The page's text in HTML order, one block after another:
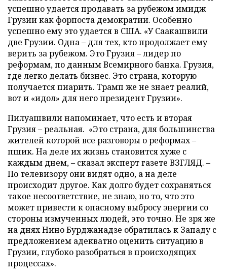
успешно удается продавать за рубежом имидж
Грузии как форпоста демократии. Особенно
успешно ему это удается в США. «У Саакашвили
две Грузии. Одна – для тех, кто продолжает ему
верить за рубежом. Это Грузия – лидер по
реформам, по данным Всемирного банка. Грузия,
где легко делать бизнес. Это страна, которую
получается пиарить. Трамп же не знает реалий,
вот и «идол» для него президент Грузии».
Пилуашвили напоминает, что есть и вторая
Грузия – реальная. «Это страна, для большинства
жителей которой все разговоры о реформах –
пшик. На деле их жизнь становится хуже с
каждым днем, – сказал эксперт газете ВЗГЛЯД. –
По телевизору они видят одно, а на деле
происходит другое. Как долго будет сохраняться
такое несоответствие, не знаю, но то, что это
может привести к опасному выбросу энергии со
стороны измученных людей, это точно. Не зря же
на днях Нино Бурджанадзе обратилась к Западу с
предложением адекватно оценить ситуацию в
Грузии, глубоко разобраться в происходящих
процессах».